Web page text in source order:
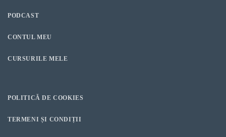
PODCAST
CONTUL MEU
CURSURILE MELE
POLITICĂ DE COOKIES
TERMENI ȘI CONDIȚII